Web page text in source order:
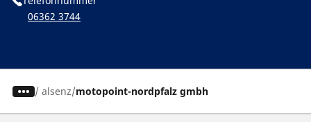
06362 3744
/ alsenz motopoint-nordpfalz gmbh